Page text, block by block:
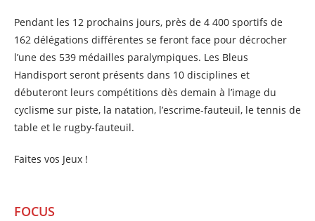
Pendant les 12 prochains jours, près de 4 400 sportifs de
162 délégations différentes se feront face pour décrocher
l’une des 539 médailles paralympiques. Les Bleus
Handisport seront présents dans 10 disciplines et
débuteront leurs compétitions dès demain à l’image du
cyclisme sur piste, la natation, l’escrime-fauteuil, le tennis de
table et le rugby-fauteuil.
Faites vos Jeux !
FOCUS